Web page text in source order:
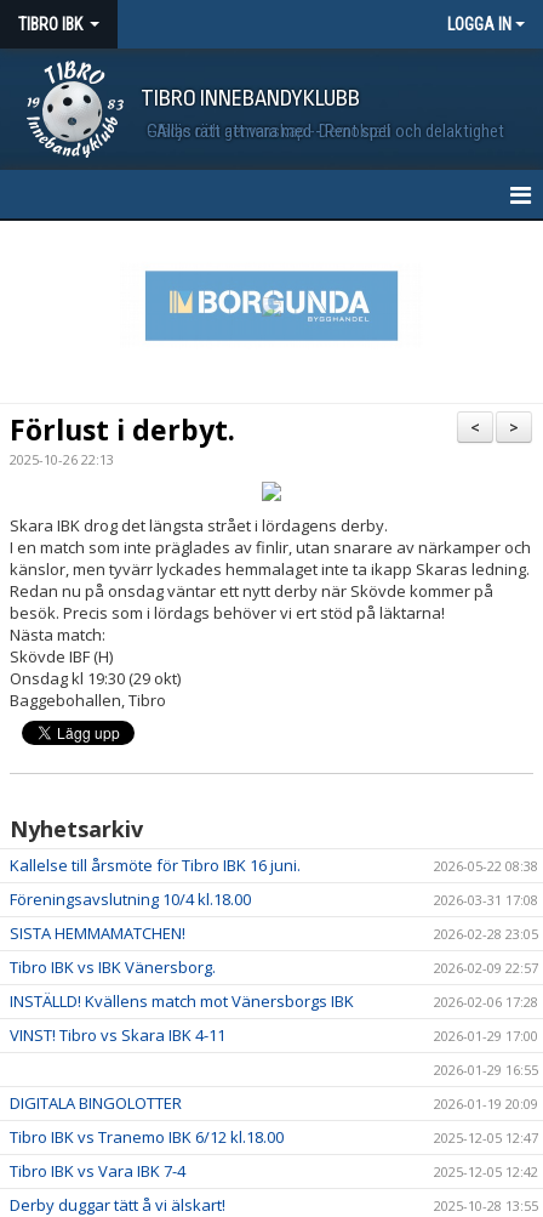
TIBRO IBK LOGGA IN
TIBRO INNEBANDYKLUBB
Glädje och gemenskap - Demokrati och delaktighet - Allas rätt att vara med - Rent spel
KALENDER
INSTRUKTION/DOKUMENT FUNKTIONÄR/LAGFÖRÄLDER
MEDLEMSKAP
LÄNKAR
KONTAKT
OM KLUBBEN
LEDARE
>
<
Förlust i derbyt.
2025-10-26 22:13
Skara IBK drog det längsta strået i lördagens derby.
I en match som inte präglades av finlir, utan snarare av närkamper och
känslor, men tyvärr lyckades hemmalaget inte ta ikapp Skaras ledning.
Redan nu på onsdag väntar ett nytt derby när Skövde kommer på
besök. Precis som i lördags behöver vi ert stöd på läktarna!
Nästa match:
Skövde IBF (H)
Onsdag kl 19:30 (29 okt)
Baggebohallen, Tibro
Nyhetsarkiv
Kallelse till årsmöte för Tibro IBK 16 juni. 2026-05-22 08:38
Föreningsavslutning 10/4 kl.18.00 2026-03-31 17:08
SISTA HEMMAMATCHEN! 2026-02-28 23:05
Tibro IBK vs IBK Vänersborg. 2026-02-09 22:57
INSTÄLLD! Kvällens match mot Vänersborgs IBK 2026-02-06 17:28
VINST! Tibro vs Skara IBK 4-11
2026-01-29 17:00
2026-01-29 16:55
DIGITALA BINGOLOTTER 2026-01-19 20:09
Tibro IBK vs Tranemo IBK 6/12 kl.18.00 2025-12-05 12:47
Tibro IBK vs Vara IBK 7-4 2025-12-05 12:42
Derby duggar tätt å vi älskart! 2025-10-28 13:55